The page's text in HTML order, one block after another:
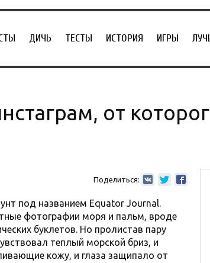
ДИЧЬ ТЕСТЫ ИСТОРИЯ ИГРЫ
от
Поделиться:
под названием Equator Journal.
фотографии моря и пальм, вроде
буклетов. Но пролистав пару
теплый морской бриз, и
кожу, и глаза защипало от